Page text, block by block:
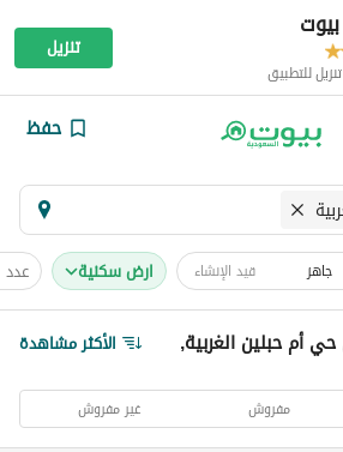
تنزيل
حفظ
جاهز قيد الإنشاء ارض سكنية
أم حبلين الغربية, الأكثر مشاهدة
مفروش غير مفروش